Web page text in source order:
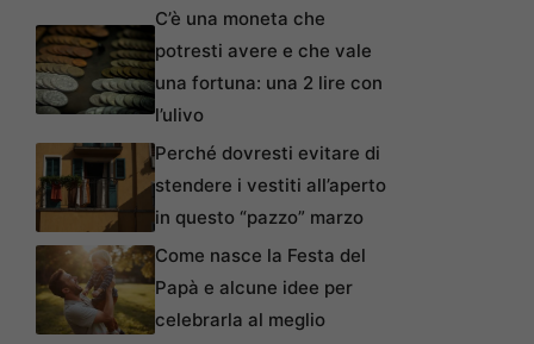
C’è una moneta che
potresti avere e che vale
una fortuna: una 2 lire con
l’ulivo
Perché dovresti evitare di
stendere i vestiti all’aperto
in questo “pazzo” marzo
Come nasce la Festa del
Papà e alcune idee per
celebrarla al meglio